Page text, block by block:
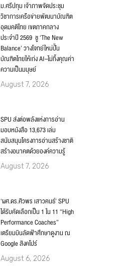
ม.ศรีปทุม เจ้าภาพจัดประชุม
วิชาการเครือข่ายพัฒนาบัณฑิต
อุดมคติไทย เขตภาคกลาง
ประจำปี 2569 ชู ‘The New
Balance’ วางโจทย์ใหม่ปั้น
บัณฑิตไทยให้เก่ง AI–ไม่ทิ้งคุณค่า
ความเป็นมนุษย์
August 7, 2026
SPU ส่งต่อพลังแห่งการอ่าน
มอบหนังสือ 13,673 เล่ม
สนับสนุนโครงการอ่านสร้างชาติ
สร้างอนาคตด้วยองค์ความรู้
August 7, 2026
‘ผศ.ดร.ศิวพร เสาวคนธ์’ SPU
ได้รับคัดเลือกเป็น 1 ใน 11 “High
Performance Coaches”
เตรียมบินลัดฟ้าศึกษาดูงาน ณ
Google สิงคโปร์
August 6, 2026